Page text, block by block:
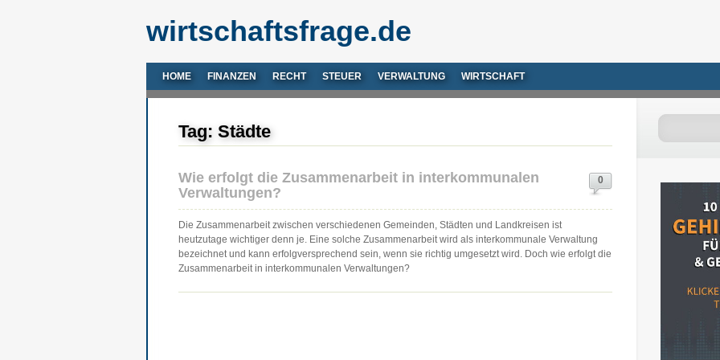
wirtschaftsfrage.de
HOME FINANZEN RECHT STEUER VERWALTUNG WIRTSCHAFT
Tag: Städte
0
Wie erfolgt die Zusammenarbeit in interkommunalen
Verwaltungen?
Die Zusammenarbeit zwischen verschiedenen Gemeinden, Städten und Landkreisen ist
heutzutage wichtiger denn je. Eine solche Zusammenarbeit wird als interkommunale Verwaltung
bezeichnet und kann erfolgversprechend sein, wenn sie richtig umgesetzt wird. Doch wie erfolgt die
Zusammenarbeit in interkommunalen Verwaltungen?